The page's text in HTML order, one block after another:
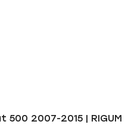
2007-2015 | RIGUM